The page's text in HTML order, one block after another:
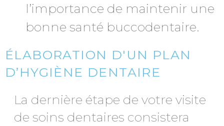
l’importance de maintenir une
bonne santé buccodentaire.
ÉLABORATION D'UN PLAN
D’HYGIÈNE DENTAIRE
La dernière étape de votre visite
de soins dentaires consistera